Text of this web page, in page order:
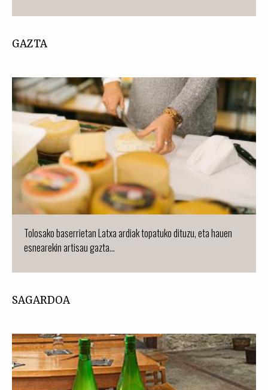
GAZTA
Tolosako baserrietan Latxa ardiak topatuko dituzu, eta hauen
esnearekin artisau gazta...
SAGARDOA